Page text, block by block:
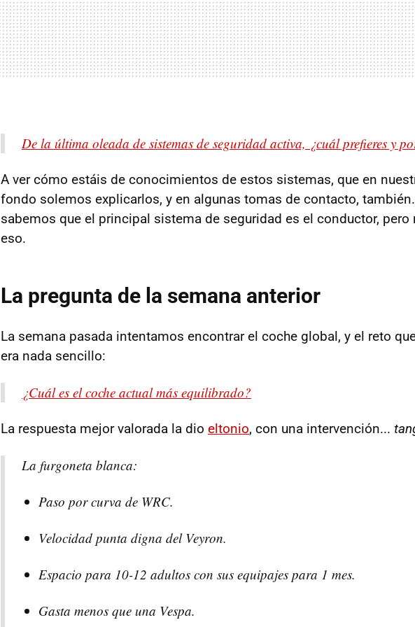
De la última oleada de sistemas de seguridad activa, ¿cuál prefieres y
A ver cómo estáis de conocimientos de estos sistemas, que en
fondo solemos explicarlos, y en algunas tomas de contacto,
sabemos que el principal sistema de seguridad es el conductor, pero
eso.
La pregunta de la semana anterior
La semana pasada intentamos encontrar el coche global, y el reto
era nada sencillo:
¿Cuál es el coche actual más equilibrado?
La respuesta mejor valorada la dio eltonio, con una intervención...
La furgoneta blanca:
Paso por curva de WRC.
Velocidad punta digna del Veyron.
Espacio para 10-12 adultos con sus equipajes para 1 mes.
Gasta menos que una Vespa.